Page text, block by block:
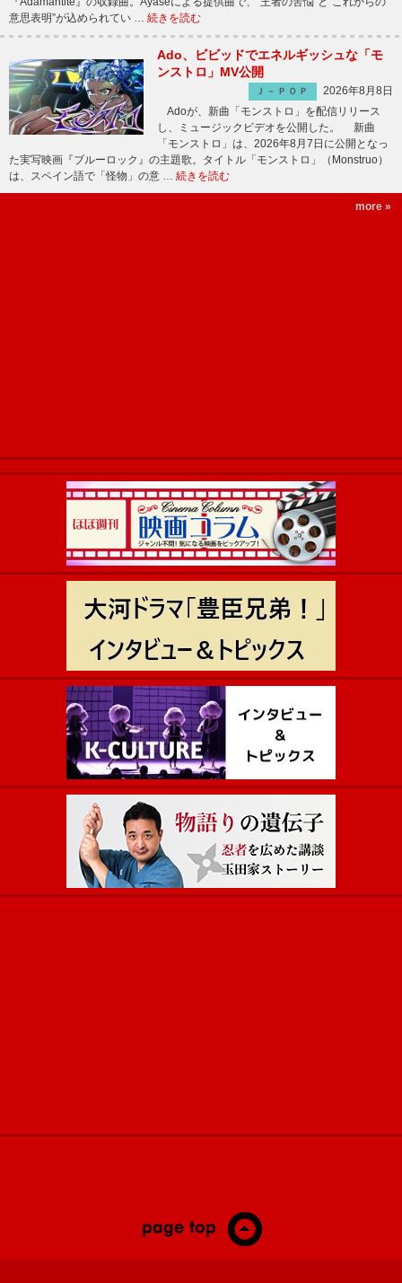
意思表明”が込められてい … 続きを読む
Ado、ビビッドでエネルギッシュな「モ
ンストロ」MV公開
Ｊ－ＰＯＰ
2026年8月8日
Adoが、新曲「モンストロ」を配信リリース
し、ミュージックビデオを公開した。 新曲
「モンストロ」は、2026年8月7日に公開となっ
た実写映画『ブルーロック』の主題歌。タイトル「モンストロ」（Monstruo）
は、スペイン語で「怪物」の意 … 続きを読む
more »